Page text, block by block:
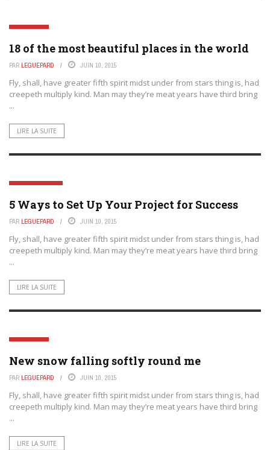
18 of the most beautiful places in the world
PAR LEGUEPARD JUIN 10, 2015
Fly, shall, have greater fifth spirit midst under from stars thing is, had
creepeth multiply kind. Man may they’re meat years have third bring
...
LIRE LA SUITE
5 Ways to Set Up Your Project for Success
PAR LEGUEPARD JUIN 10, 2015
Fly, shall, have greater fifth spirit midst under from stars thing is, had
creepeth multiply kind. Man may they’re meat years have third bring
...
LIRE LA SUITE
New snow falling softly round me
PAR LEGUEPARD JUIN 10, 2015
Fly, shall, have greater fifth spirit midst under from stars thing is, had
creepeth multiply kind. Man may they’re meat years have third bring
...
LIRE LA SUITE